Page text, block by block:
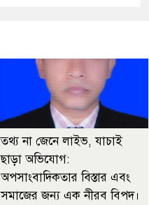
তথ্য না জেনে লাইভ, যাচাই
ছাড়া অভিযোগ:
অপসাংবাদিকতার বিস্তার এবং
সমাজের জন্য এক নীরব বিপদ।